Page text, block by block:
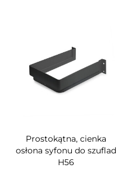
Prostokątna, cienka
osłona syfonu do szuflad
H56